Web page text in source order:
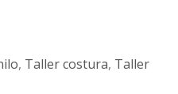
, Taller costura, Taller